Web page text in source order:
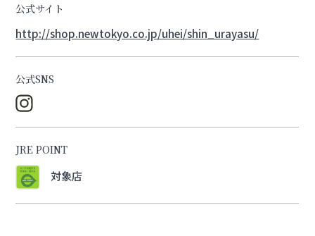
公式サイト
http://shop.newtokyo.co.jp/uhei/shin_urayasu/
公式SNS
JRE POINT
対象店